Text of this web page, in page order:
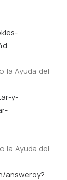
la Ayuda del
y-
la Ayuda del
answer.py?